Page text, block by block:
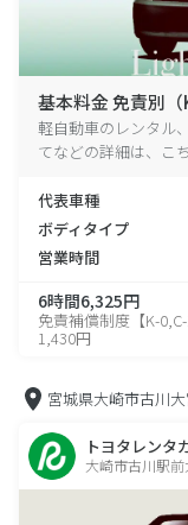
基本料金 免責別（
軽自動車のレンタル
てなどの詳細は、こ
代表車種
ボディタイプ
営業時間
6時間6,325円
免責補償制度【K-0,C-
1,430円
宮城県大崎市古川
トヨタレンタ
大崎市古川駅前